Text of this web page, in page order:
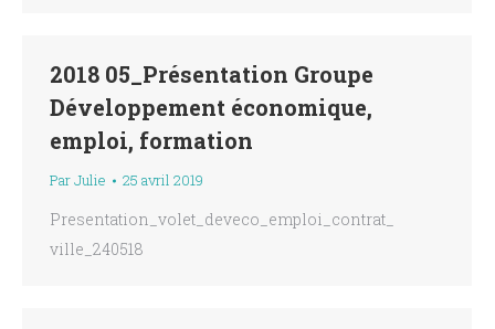
2018 05_Présentation Groupe
Développement économique,
emploi, formation
ParJulie 25 avril 2019
Presentation_volet_deveco_emploi_contrat_
ville_240518